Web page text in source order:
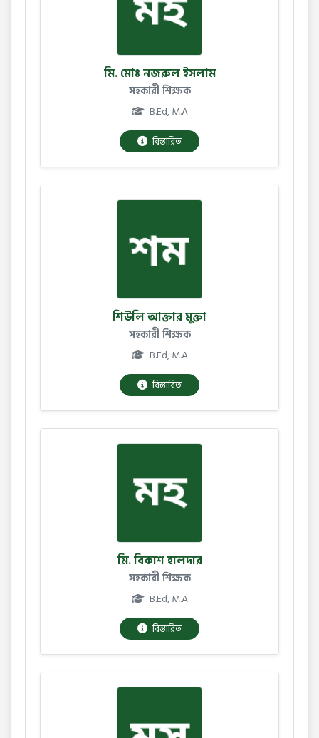
মি. মোঃ নজরুল ইসলাম
সহকারী শিক্ষক
B.Ed, M.A
বিস্তারিত
শিউলি আক্তার মুক্তা
সহকারী শিক্ষক
B.Ed, M.A
বিস্তারিত
মি. বিকাশ হালদার
সহকারী শিক্ষক
B.Ed, M.A
বিস্তারিত